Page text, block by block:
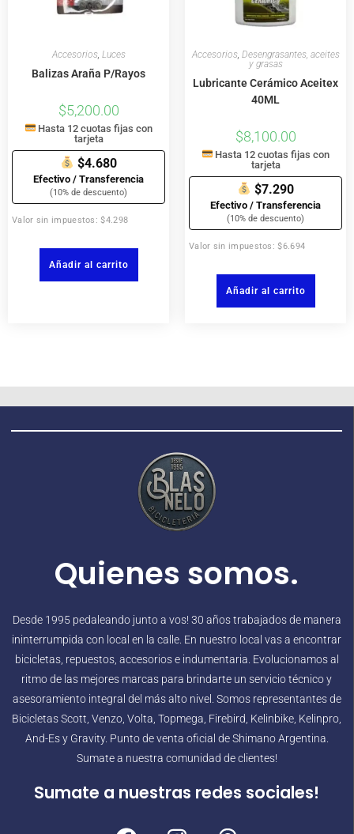
Accesorios, Luces
Balizas Araña P/Rayos
$5,200.00
Hasta 12 cuotas fijas con
tarjeta
$4.680
Efectivo / Transferencia
(10% de descuento)
Valor sin impuestos: $4.298
Añadir al carrito
Accesorios, Desengrasantes, aceites
y grasas
Lubricante Cerámico Aceitex
40ML
$8,100.00
Hasta 12 cuotas fijas con
tarjeta
$7.290
Efectivo / Transferencia
(10% de descuento)
Valor sin impuestos: $6.694
Añadir al carrito
Quienes somos.
Desde 1995 pedaleando junto a vos! 30 años trabajados de manera
ininterrumpida con local en la calle. En nuestro local vas a encontrar
bicicletas, repuestos, accesorios e indumentaria. Evolucionamos al
ritmo de las mejores marcas para brindarte un servicio técnico y
asesoramiento integral del más alto nivel. Somos representantes de
Bicicletas Scott, Venzo, Volta, Topmega, Firebird, Kelinbike, Kelinpro,
And-Es y Gravity. Punto de venta oficial de Shimano Argentina.
Sumate a nuestra comunidad de clientes!
Sumate a nuestras redes sociales!